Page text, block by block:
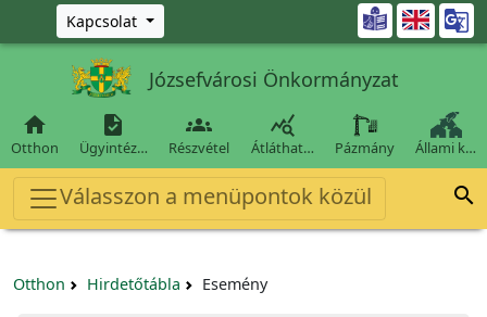
Ugrás a fő tartalomra
Kapcsolat 
Józsefvárosi Önkormányzat

Otthon

Ügyintéz…

Részvétel

Átláthat… Pázmány Állami k…
Válasszon a menüpontok közül 
Otthon Hirdetőtábla Esemény